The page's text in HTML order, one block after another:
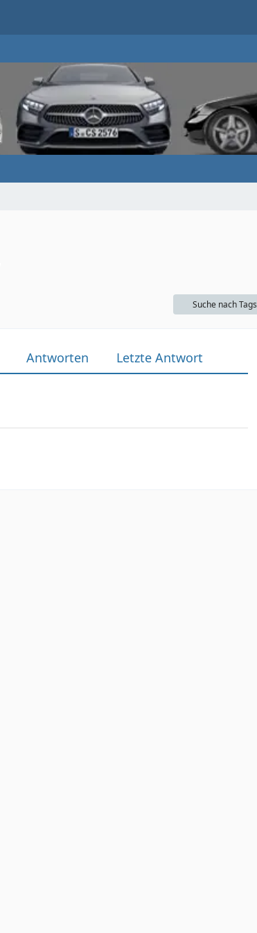
Suche nach Tags
Antworten
Letzte Antwort